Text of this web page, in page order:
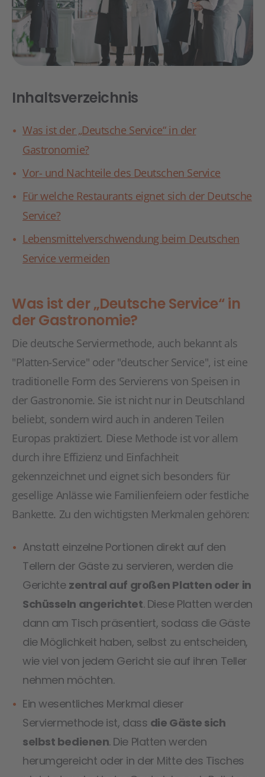
Inhaltsverzeichnis
Was ist der „Deutsche Service“ in der
Gastronomie?
Vor- und Nachteile des Deutschen Service
Für welche Restaurants eignet sich der Deutsche
Service?
Lebensmittelverschwendung beim Deutschen
Service vermeiden
Was ist der „Deutsche Service“ in
der Gastronomie?
Die deutsche Serviermethode, auch bekannt als
"Platten-Service" oder "deutscher Service", ist eine
traditionelle Form des Servierens von Speisen in
der Gastronomie. Sie ist nicht nur in Deutschland
beliebt, sondern wird auch in anderen Teilen
Europas praktiziert. Diese Methode ist vor allem
durch ihre Effizienz und Einfachheit
gekennzeichnet und eignet sich besonders für
gesellige Anlässe wie Familienfeiern oder festliche
Bankette. Zu den wichtigsten Merkmalen gehören:
Anstatt einzelne Portionen direkt auf den
Tellern der Gäste zu servieren, werden die
Gerichte zentral auf großen Platten oder in
Schüsseln angerichtet. Diese Platten werden
dann am Tisch präsentiert, sodass die Gäste
die Möglichkeit haben, selbst zu entscheiden,
wie viel von jedem Gericht sie auf ihren Teller
nehmen möchten.
Ein wesentliches Merkmal dieser
Serviermethode ist, dass die Gäste sich
selbst bedienen. Die Platten werden
herumgereicht oder in der Mitte des Tisches